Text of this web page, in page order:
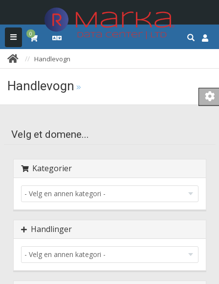
0
Handlevogn
Handlevogn
Velg et domene...
Kategorier
Handlinger